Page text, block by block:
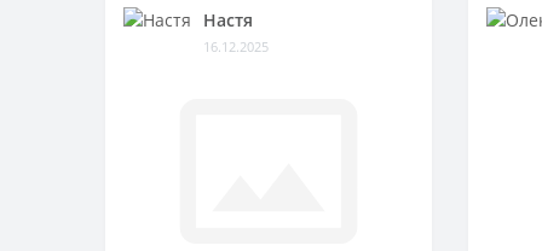
Настя
16.12.2025